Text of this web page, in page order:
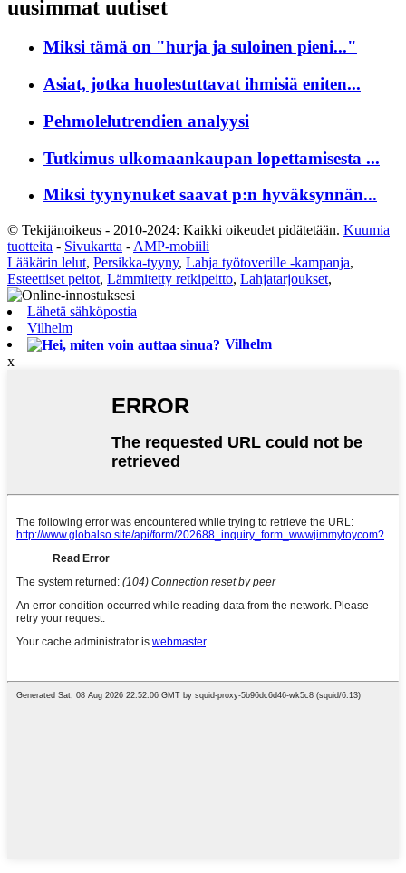
uusimmat uutiset
Miksi tämä on "hurja ja suloinen pieni..."
Asiat, jotka huolestuttavat ihmisiä eniten...
Pehmolelutrendien analyysi
Tutkimus ulkomaankaupan lopettamisesta ...
Miksi tyynynuket saavat p:n hyväksynnän...
© Tekijänoikeus - 2010-2024: Kaikki oikeudet pidätetään. Kuumia
tuotteita - Sivukartta - AMP-mobiili
Lääkärin lelut, Persikka-tyyny, Lahja työtoverille -kampanja,
Esteettiset peitot, Lämmitetty retkipeitto, Lahjatarjoukset,
Lähetä sähköpostia
Vilhelm
Vilhelm
x